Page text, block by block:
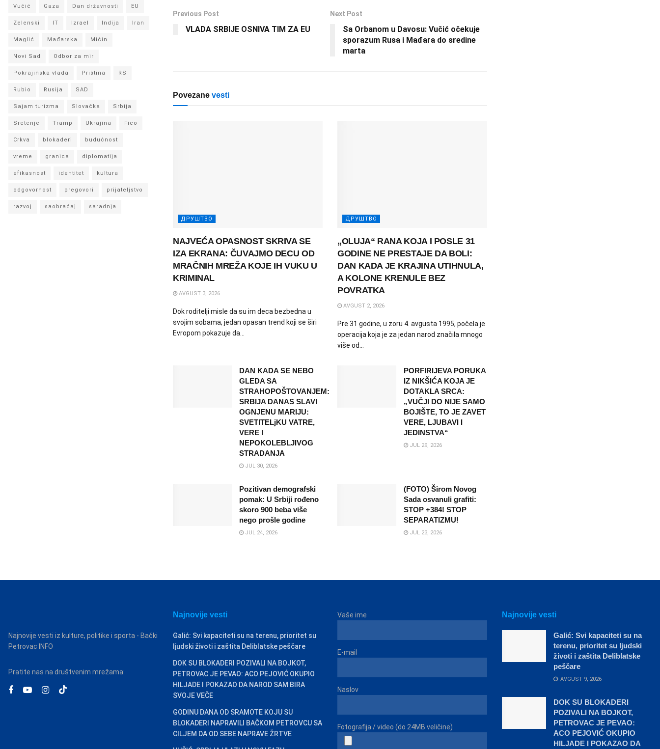
Previous Post
VLADA SRBIJE OSNIVA TIM ZA EU
Next Post
Sa Orbanom u Davosu: Vučić očekuje
sporazum Rusa i Mađara do sredine
marta
Povezane vesti
ДРУШТВО
NAJVEĆA OPASNOST SKRIVA SE
IZA EKRANA: ČUVAJMO DECU OD
MRAČNIH MREŽA KOJE IH VUKU U
KRIMINAL
AVGUST 3, 2026
Dok roditelji misle da su im deca bezbedna u
svojim sobama, jedan opasan trend koji se širi
Evropom pokazuje da...
ДРУШТВО
„OLUJA“ RANA KOJA I POSLE 31
GODINE NE PRESTAJE DA BOLI:
DAN KADA JE KRAJINA UTIHNULA,
A KOLONE KRENULE BEZ
POVRATKA
AVGUST 2, 2026
Pre 31 godine, u zoru 4. avgusta 1995, počela je
operacija koja je za jedan narod značila mnogo
više od...
DAN KADA SE NEBO
GLEDA SA
STRAHOPOŠTOVANJEM:
SRBIJA DANAS SLAVI
OGNJENU MARIJU:
SVETITELjKU VATRE,
VERE I
NEPOKOLEBLJIVOG
STRADANJA
JUL 30, 2026
PORFIRIJEVA PORUKA
IZ NIKŠIĆA KOJA JE
DOTAKLA SRCA:
„VUČJI DO NIJE SAMO
BOJIŠTE, TO JE ZAVET
VERE, LJUBAVI I
JEDINSTVA“
JUL 29, 2026
Pozitivan demografski
pomak: U Srbiji rođeno
skoro 900 beba više
nego prošle godine
JUL 24, 2026
(FOTO) Širom Novog
Sada osvanuli grafiti:
STOP +384! STOP
SEPARATIZMU!
JUL 23, 2026
Vučić Gaza Dan državnosti EU
Zelenski IT Izrael Indija Iran
Maglić Mađarska Mićin
Novi Sad Odbor za mir
Pokrajinska vlada Priština RS
Rubio Rusija SAD
Sajam turizma Slovačka Srbija
Sretenje Tramp Ukrajina Fico
Crkva blokaderi budućnost
vreme granica diplomatija
efikasnost identitet kultura
odgovornost pregovori prijateljstvo
razvoj saobraćaj saradnja
Najnovije vesti iz kulture, politike i sporta - Bački
Petrovac INFO
Pratite nas na društvenim mrežama:
Najnovije vesti
Galić: Svi kapaciteti su na terenu, prioritet su
ljudski životi i zaštita Deliblatske peščare
DOK SU BLOKADERI POZIVALI NA BOJKOT,
PETROVAC JE PEVAO: ACO PEJOVIĆ OKUPIO
HILJADE I POKAZAO DA NAROD SAM BIRA
SVOJE VEČE
GODINU DANA OD SRAMOTE KOJU SU
BLOKADERI NAPRAVILI BAČKOM PETROVCU SA
CILJEM DA OD SEBE NAPRAVE ŽRTVE
Vaše ime
E-mail
Naslov
Fotografija / video (do 24MB veličine)
Najnovije vesti
Galić: Svi kapaciteti su na
terenu, prioritet su ljudski
životi i zaštita Deliblatske
peščare
AVGUST 9, 2026
DOK SU BLOKADERI
POZIVALI NA BOJKOT,
PETROVAC JE PEVAO:
ACO PEJOVIĆ OKUPIO
HILJADE I POKAZAO DA